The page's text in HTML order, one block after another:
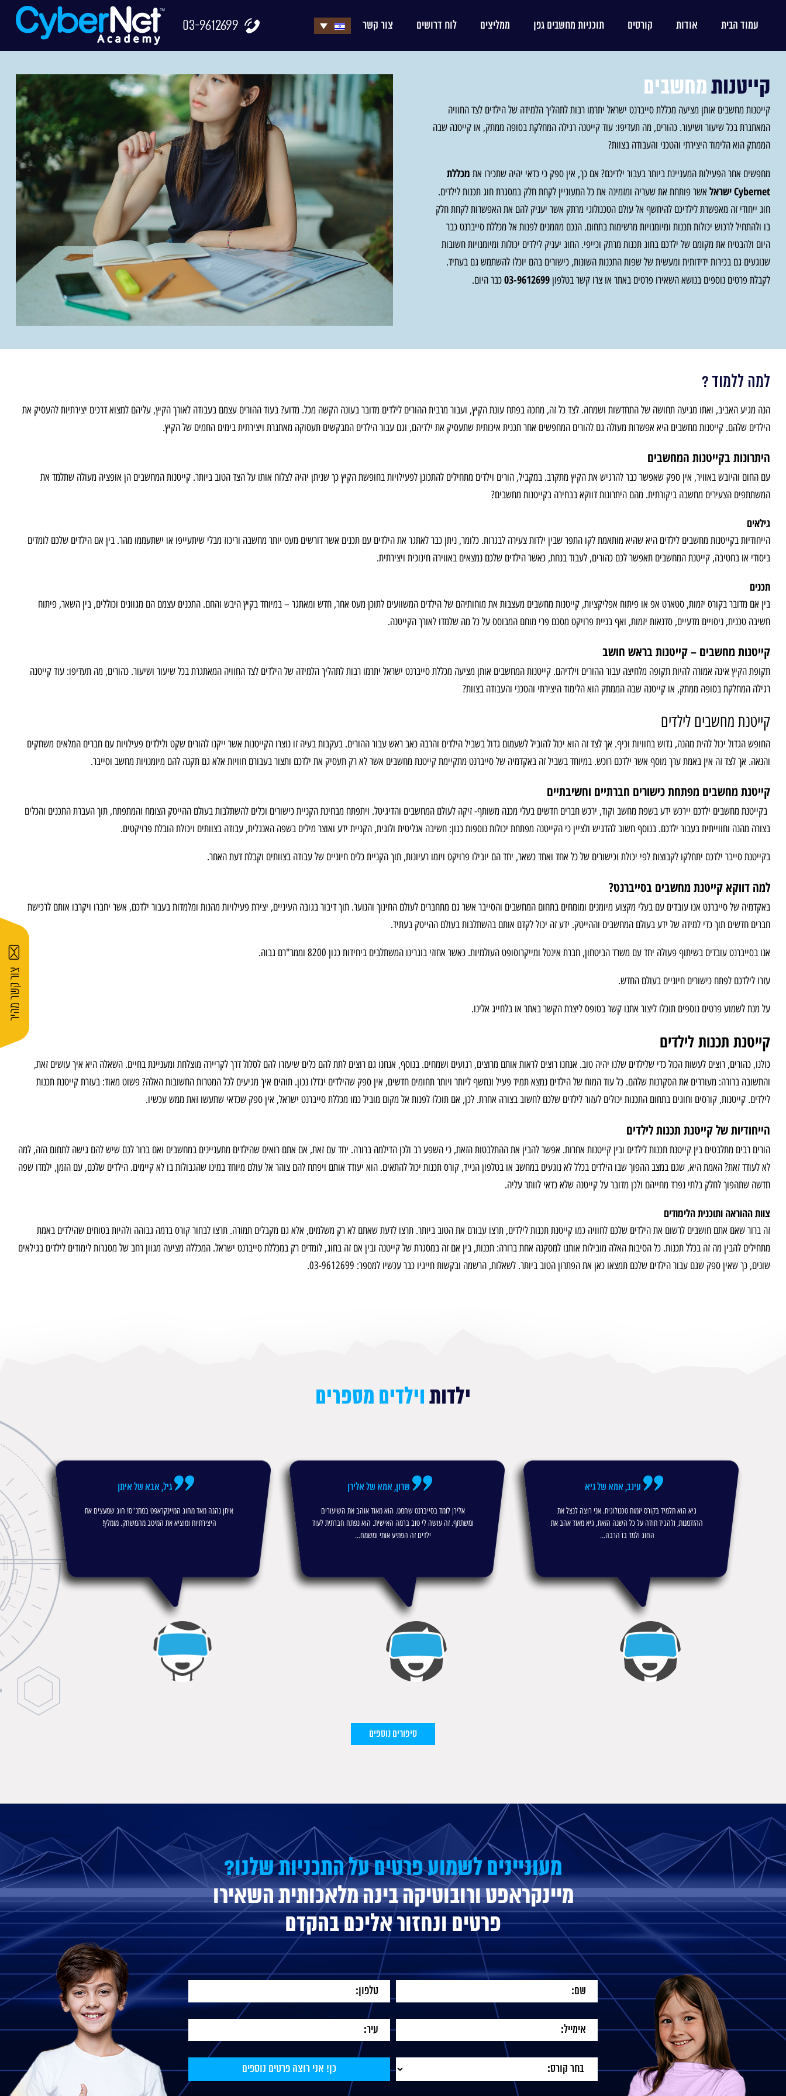
עמוד הבית אודות קורסים תוכניות מחשבים גפן ממליצים לוח דרושים צור קשר 03-9612699
קייטנותמחשבים
קייטנות מחשבים אותן מציעה מכללת סייברנט ישראל יתרמו רבות לתהליך הלמידה של הילדים לצד החוויה
המאתגרת בכל שיעור ושיעור. כהורים, מה תעדיפו: עוד קייטנה רגילה המחלקת בסופה ממתק, או קייטנה שבה
הממתק הוא הלימוד היצירתי והטכני והעבודה בצוות?
מחפשים אחר הפעילות המעניינת ביותר בעבור ילדיכם? אם כך, אין ספק כי כדאי יהיה שתכירו את מכללת
Cybernet ישראל
אשר פותחת את שעריה ומזמינה את כל המעוניין לקחת חלק במסגרת חוג תכנות לילדים.
חוג ייחודי זה מאפשרת לילדיכם להיחשף אל עולם הטכנולוגי מרתק אשר יעניק להם את האפשרות לקחת חלק
בו ולהתחיל לרכוש יכולות תכנות ומיומנויות מרשימות בתחום. הנכם מוזמנים לפנות אל מכללת סייברנט כבר
היום ולהבטיח את מקומם של ילדכם בחוג תכנות מרתק וכייפי. החוג יעניק לילדים יכולות ומיומנויות חשובות
שנוגעים גם בכירות ידידותית ומעשית של שפות התכנות השונות, כישורים בהם יוכלו להשתמש גם בעתיד.
לקבלת פרטים נוספים בנושא השאירו פרטים באתר או צרו קשר בטלפון 03-9612699כבר היום.
למה ללמוד ?
הנה מגיע האביב, ואתו מגיעה תחושה של התחדשות ושמחה. לצד כל זה, מחכה בפתח עונת הקיץ, ועבור מרבית ההורים לילדים מדובר בעונה הקשה מכל. מדוע? בעוד ההורים עצמם בעבודה לאורך הקיץ, עליהם למצוא דרכים יצירתיות להעסיק את
הילדים שלהם. קייטנות מחשבים היא אפשרות מעולה גם להורים המחפשים אחר תכנית איכותית שתעסיק את ילדיהם, וגם עבור הילדים המבקשים תעסוקה מאתגרת ויצירתית בימים החמים של הקיץ.
היתרונות בקייטנות המחשבים
עם החום והיובש באוויר, אין ספק שאפשר כבר להרגיש את הקיץ מתקרב. במקביל, הורים וילדים מתחילים להתכונן לפעילויות בחופשת הקיץ כך שניתן יהיה לצלוח אותו על הצד הטוב ביותר. קייטנות המחשבים הן אופציה מעולה שתלמד את
המשתתפים הצעירים מחשבה ביקורתית. מהם היתרונות דווקא בבחירה בקייטנות מחשבים?
גילאים
הייחודיות בקייטנות מחשבים לילדים היא שהיא מותאמת לקו התפר שבין ילדות צעירה לבגרות. כלומר, ניתן כבר לאתגר את הילדים עם תכנים אשר דורשים מעט יותר מחשבה וריכוז מבלי שיתעייפו או ישתעממו מהר. בין אם הילדים שלכם לומדים
ביסודי או בחטיבה, קייטנת המחשבים תאפשר לכם כהורים, לעבוד בנחת, כאשר הילדים שלכם נמצאים באווירה חינוכית ויצירתית.
תכנים
בין אם מדובר בקורס יזמות, סטארט אפ או פיתוח אפליקציות, קייטנות מחשבים מעצבות את מוחותיהם של הילדים המשוועים לתוכן מעט אחר, חדש ומאתגר – במיוחד בקיץ היבש והחם. התכנים עצמם הם מגוונים וכוללים, בין השאר, פיתוח
חשיבה טכנית, ניסויים מדעיים, סדנאות יזמות, ואף בניית פרויקט מסכם פרי מוחם המבוסס על כל מה שלמדו לאורך הקייטנה.
קייטנות מחשבים – קייטנות בראש חושב
תקופת הקיץ אינה אמורה להיות תקופה מלחיצה עבור ההורים וילדיהם. קייטנות המחשבים אותן מציעה מכללת סייברנט ישראל יתרמו רבות לתהליך הלמידה של הילדים לצד החוויה המאתגרת בכל שיעור ושיעור. כהורים, מה תעדיפו: עוד קייטנה
רגילה המחלקת בסופה ממתק, או קייטנה שבה הממתק הוא הלימוד היצירתי והטכני והעבודה בצוות?
קייטנת מחשבים לילדים
החופש הגדול יכול להית מהנה, גדוש בחוויות וכיף. אך לצד זה הוא יכול להוביל לשעמום גדול בשביל הילדים והרבה כאב ראש עבור ההורים. בעקבות בעיה זו נוצרו הקייטנות אשר ייקנו להורים שקט ולילדים פעילויות עם חברים המלאים משחקים
והנאה. אך לצד זה אין באמת ערך מוסף אשר ילדכם רוכש. במיוחד בשביל זה באקדמיה של סייברנט מתקיימת קייטנת מחשבים אשר לא רק תעסיק את ילדכם ותצור בעבורם חוויות אלא גם תקנה להם מיומנויות מחשב וסייבר.
קייטנת מחשבים מפתחת כישורים חברתיים וחשיבתיים
בקייטנת מחשבים ילדכם יירכש ידע בשפת מחשב וקוד, ירכש חברים חדשים בעלי מכנה משותף- זיקה לעולם המחשבים והדיגיטל. ויתפתח מבחינת הקניית כישורים וכלים להשתלבות בעולם ההייטק הצומח והמתפתח, תוך העברת התכנים והכלים
בצורה מהנה וחווייתית בעבור ילדכם. בנוסף חשוב להדגיש ולציין כי הקייטנה מפתחת יכולות נוספות כגון: חשיבה אנליטית ולוגית, הקניית ידע ואוצר מילים בשפה האנגלית, עבודה בצוותים ויכולת הובלת פרויקטים.
בקייטנת סייבר ילדכם יתחלקו לקבוצות לפי יכולת וכישורים של כל אחד ואחד כשאר, יחד הם יובילו פרויקט ויזמו רעיונות, תוך הקניית כלים חיוניים של עבודה בצוותים וקבלת דעת האחר.
למה דווקא קייטנת מחשבים בסייברנט?
באקדמיה של סייברנט אנו עובדים עם בעלי מקצוע מיומנים ומומחים בתחום המחשבים והסייבר אשר גם מתחברים לעולם החינוך והנוער. תוך דיבור בגובה העיניים, יצירת פעילויות מהנות ומלמדות בעבור ילדכם, אשר יחברו ויקרבו אותם לרכישת
חברים חדשים תוך כדי למידה של ידע בעולם המחשבים וההייטק. ידע זה יכול לקדם אותם בהשתלבות בעולם ההייטק בעתיד.
אנו בסייברנט עובדים בשיתוף פעולה יחד עם משרד הביטחון, חברת אינטל ומייקרוסופט העולמיות. כאשר אחוזי בוגרינו המשתלבים ביחידות כגון 8200 וממר"רם גבוה.
עזרו לילדכם לפתח כישורים חיוניים בעולם החדש.
על מנת לשמוע פרטים נוספים תוכלו ליצור אתנו קשר בטופס ליצרת הקשר באתר או בלחייג אלינו.
קייטנת תכנות לילדים
כולנו, כהורים, רוצים לעשות הכול כדי שלילדים שלנו יהיה טוב. אנחנו רוצים לראות אותם מרוצים, רגועים ושמחים. בנוסף, אנחנו גם רוצים לתת להם כלים שיעזרו להם לסלול דרך לקריירה מוצלחת ומעניינת בחיים. השאלה היא איך עושים זאת,
והתשובה ברורה: מעוררים את הסקרנות שלהם. כל עוד המוח של הילדים נמצא תמיד פעיל ונחשף ליותר ויותר תחומים חדשים, אין ספק שהילדים יגדלו נכון. תוהים איך מגיעים לכל המטרות החשובות האלה? פשוט מאוד: בעזרת קייטנת תכנות
לילדים. קייטנות, קורסים וחוגים בתחום התכנות יכולים לעזור לילדים שלכם לחשוב בצורה אחרת. לכן, אם תוכלו לפנות אל מקום מוביל כמו מכללת סייברנט ישראל, אין ספק שכדאי שתעשו זאת ממש עכשיו.
הייחודיות של קייטנת תכנות לילדים
הורים רבים מתלבטים בין קייטנת תכנות לילדים ובין קייטנות אחרות. אפשר להבין את ההתלבטות הזאת, כי השפע רב ולכן הדילמה ברורה. יחד עם זאת, אם אתם רואים שהילדים מתעניינים במחשבים ואם ברור לכם שיש להם גישה לתחום הזה, למה
לא לעודד זאת? האמת היא, שגם במצב ההפוך שבו הילדים בכלל לא נוגעים במחשב או בטלפון הנייד, קורס תכנות יכול להתאים. הוא יעודד אותם ויפתח להם צוהר אל עולם מיוחד במינו שהגבולות בו לא קיימים. הילדים שלכם, עם הזמן, ילמדו שפה
חדשה שתהפוך לחלק בלתי נפרד מחייהם ולכן מדובר על קייטנה שלא כדאי לוותר עליה.
צוות ההוראה ותוכנית הלימודים
זה ברור שאם אתם חושבים לרשום את הילדים שלכם לחוויה כמו קייטנת תכנות לילדים, תרצו עבורם את הטוב ביותר. תרצו לדעת שאתם לא רק משלמים, אלא גם מקבלים תמורה. תרצו לבחור קורס ברמה גבוהה ולהיות בטוחים שהילדים באמת
מתחילים להבין מה זה בכלל תכנות. כל הסיבות האלה מובילות אותנו למסקנה אחת ברורה: תכנות, בין אם זה במסגרת של קייטנה ובין אם זה בחוג, לומדים רק במכללת סייברנט ישראל. המכללה מציעה מגוון רחב של מסגרות לימודים לילדים בגילאים
שונים, כך שאין ספק שגם עבור הילדים שלכם תמצאו כאן את הפתרון הטוב ביותר. לשאלות, הרשמה ובקשות חייגיו כבר עכשיו למספר: 03-9612699.
ילדותוילדים מספרים
עינב, אמא של גיא
גיא הוא תלמיד בקורס יזמות טכנולוגית. אני רוצה לנצל את
ההזדמנות, ולהגיד תודה על כל השנה הזאת, גיא מאוד אהב את
החוג ולמד בו הרבה...
שרון, אמא של אלירן
אלירן לומד בסייברנט שחמט. הוא מאוד אוהב את השיעורים
ומשתתף. זה עושה לי טוב ברמה האישית. הוא נפתח חברתית לעוד
ילדים זה הפתיע אותי ומשמח...
גיל, אבא של איתן
איתן נהנה מאד מחוג המיינקראפט במתנ''ס! חוג שמעצים את
היצירתיות ומוציא את המיטב מהמשחק. מומלץ!
סיפורים נוספים
מעוניינים לשמוע פרטים על התכניות שלנו?
מיינקראפט ורובוטיקה בינה מלאכותיתהשאירו
פרטים ונחזור אליכם בהקדם